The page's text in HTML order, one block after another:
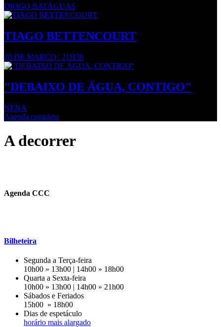
DIOGO BATÁGUAS
TIAGO BETTENCOURT
20 DE MARÇO | 21H30
"DEBAIXO DE ÁGUA, CONTIGO"
NENA
Agenda completa
A decorrer
Agenda CCC
Bilheteira
Segunda a Terça-feira
10h00 » 13h00 | 14h00 » 18h00
Quarta a Sexta-feira
10h00 » 13h00 | 14h00 » 21h00
Sábados e Feriados
15h00 » 18h00
Dias de espetáculo
horário mais alargado